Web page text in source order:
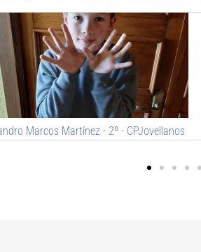
Alex Peña Arias - 2ºB - CP Jovellanos